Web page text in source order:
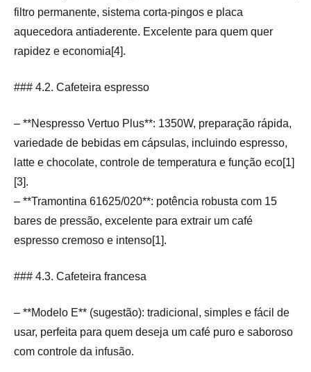
filtro permanente, sistema corta-pingos e placa
aquecedora antiaderente. Excelente para quem quer
rapidez e economia[4].
### 4.2. Cafeteira espresso
– **Nespresso Vertuo Plus**: 1350W, preparação rápida,
variedade de bebidas em cápsulas, incluindo espresso,
latte e chocolate, controle de temperatura e função eco[1]
[3].
– **Tramontina 61625/020**: potência robusta com 15
bares de pressão, excelente para extrair um café
espresso cremoso e intenso[1].
### 4.3. Cafeteira francesa
– **Modelo E** (sugestão): tradicional, simples e fácil de
usar, perfeita para quem deseja um café puro e saboroso
com controle da infusão.